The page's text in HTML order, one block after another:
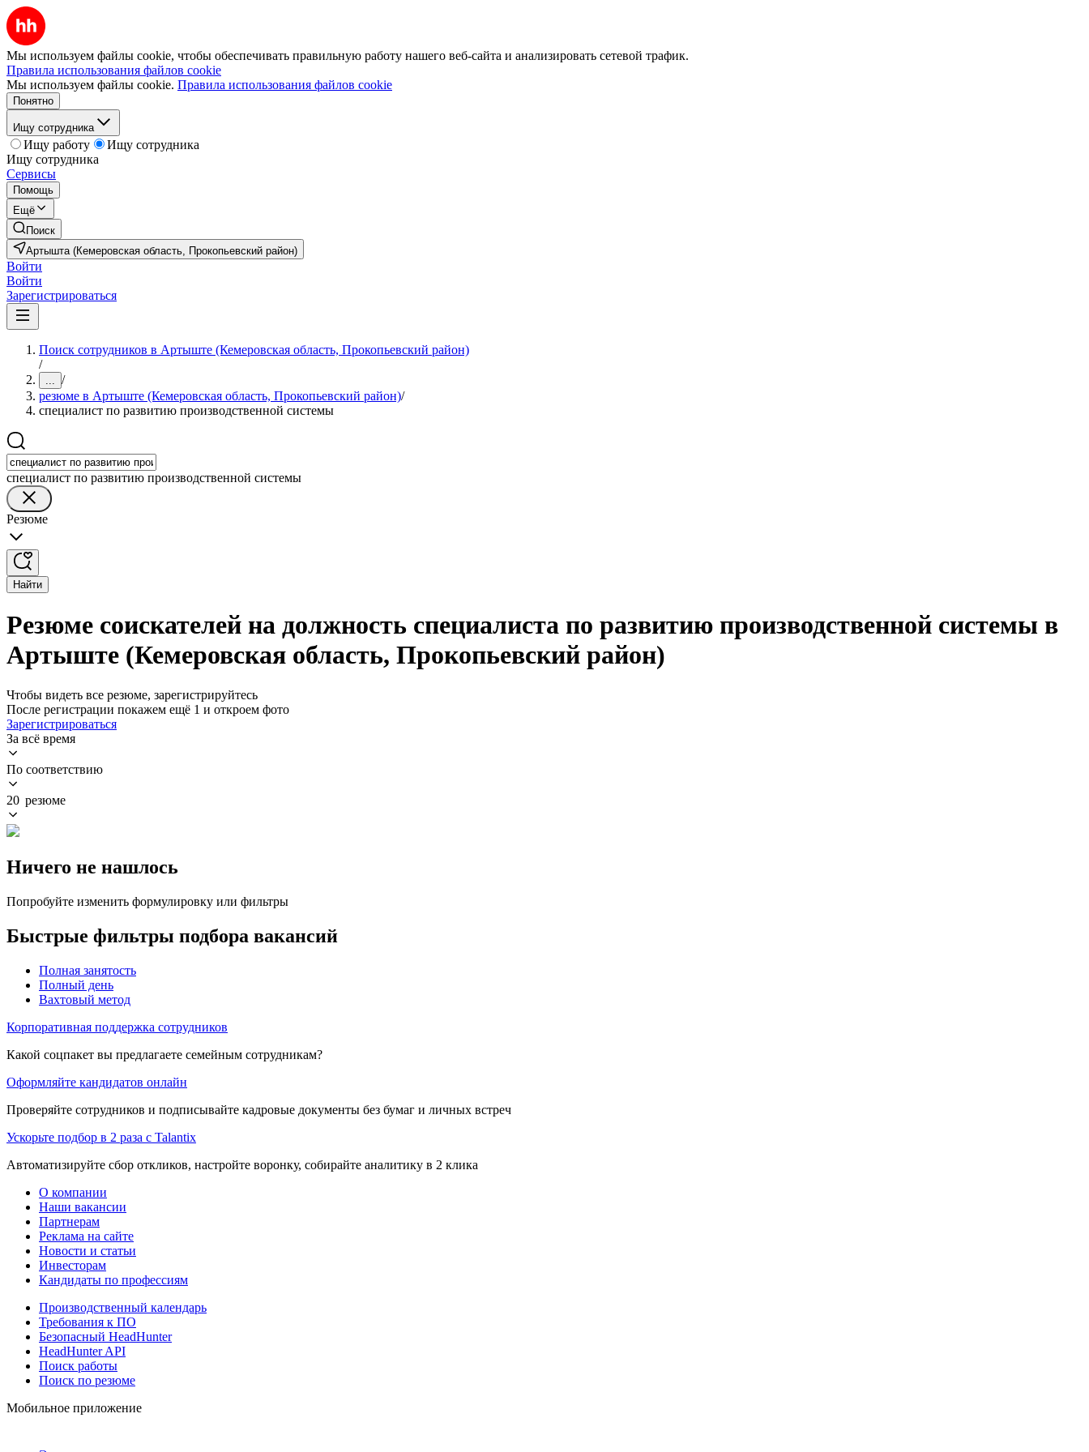
Мы используем файлы cookie, чтобы обеспечивать правильную работу нашего веб-сайта и анализировать сетевой трафик.
Правила использования файлов cookie
Мы используем файлы cookie. Правила использования файлов cookie
Понятно
Ищу сотрудника
Ищу работу
Ищу сотрудника
Ищу сотрудника
Сервисы
Помощь
Ещё
Поиск
Артышта (Кемеровская область, Прокопьевский район)
Войти
Войти
Зарегистрироваться
Поиск сотрудников в Артыште (Кемеровская область, Прокопьевский район)
/
... /
резюме в Артыште (Кемеровская область, Прокопьевский район)/
специалист по развитию производственной системы
специалист по развитию производственной системы
Резюме
Найти
Резюме соискателей на должность специалиста по развитию производственной системы в
Артыште (Кемеровская область, Прокопьевский район)
Чтобы видеть все резюме, зарегистрируйтесь
После регистрации покажем ещё 1 и откроем фото
Зарегистрироваться
За всё время
По соответствию
20 резюме
Ничего не нашлось
Попробуйте изменить формулировку или фильтры
Быстрые фильтры подбора вакансий
Полная занятость
Полный день
Вахтовый метод
Корпоративная поддержка сотрудников
Какой соцпакет вы предлагаете семейным сотрудникам?
Оформляйте кандидатов онлайн
Проверяйте сотрудников и подписывайте кадровые документы без бумаг и личных встреч
Ускорьте подбор в 2 раза с Talantix
Автоматизируйте сбор откликов, настройте воронку, собирайте аналитику в 2 клика
О компании
Наши вакансии
Партнерам
Реклама на сайте
Новости и статьи
Инвесторам
Кандидаты по профессиям
Производственный календарь
Требования к ПО
Безопасный HeadHunter
HeadHunter API
Поиск работы
Поиск по резюме
Мобильное приложение